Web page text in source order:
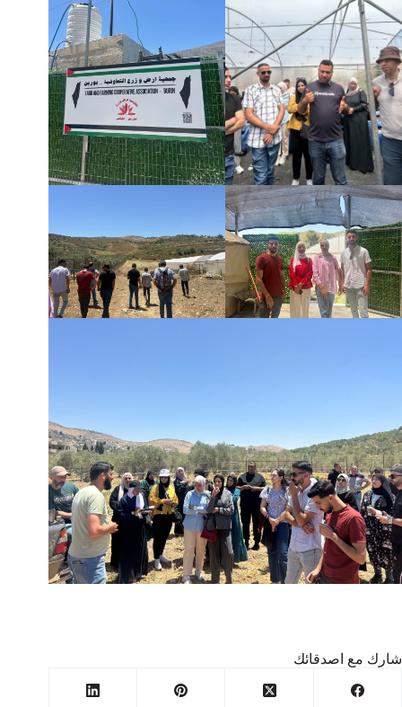
شارك مع اصدقائك